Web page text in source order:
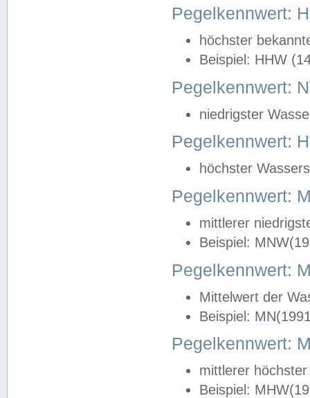
Pegelkennwert:
höchster
Beispiel: HHW
Pegelkennwert:
niedrigster
Pegelkennwert:
höchster
Pegelkennwert:
mittlerer
Beispiel:
Pegelkennwert:
Mittelwert der
Beispiel:
Pegelkennwert:
mittlerer
Beispiel: